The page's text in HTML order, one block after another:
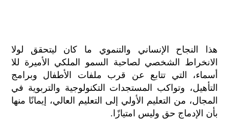
هذا النجاح الإنساني والتنموي ما كان ليتحقق لولا
الانخراط الشخصي لصاحبة السمو الملكي الأميرة للا
أسماء، التي تتابع عن قرب ملفات الأطفال وبرامج
التأهيل، وتواكب المستجدات التكنولوجية والتربوية في
المجال، من التعليم الأولي إلى التعليم العالي، إيمانًا منها
بأن الإدماج حق وليس امتيازًا.